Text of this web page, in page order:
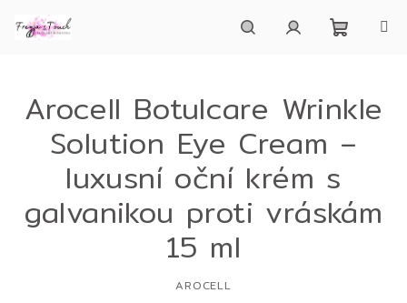
obsah
košík
Arocell Botulcare Wrinkle
Solution Eye Cream –
luxusní oční krém s
galvanikou proti vráskám
15 ml
AROCELL